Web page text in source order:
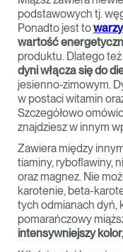
podstawowych tj.
Ponadto jest to
wartość
produktu. Dlatego
dyni włącza się do
jesienno-zimowym.
w postaci witamin
Szczegółowo
znajdziesz w innym
Zawiera między
tiaminy, ryboflawiny,
oraz magnez. Nie
karotenie, beta-
tych odmianach dyń,
pomarańczowy
intensywniejszy